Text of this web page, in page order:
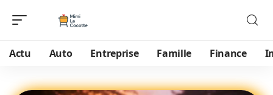
Actu Auto Entreprise Famille Finance